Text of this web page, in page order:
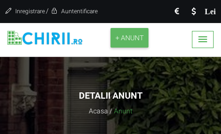
Lei
Inregistrare / Auntentificare
+ ANUNT
DETALII ANUNT
Acasa / Anunt